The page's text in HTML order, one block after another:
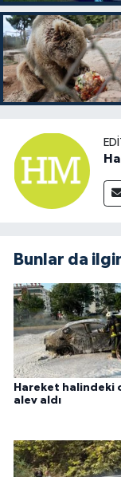
Bunlar da
Hareket halindeki
alev aldı